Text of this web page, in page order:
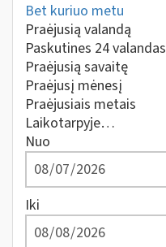
Bet kuriuo metu
Praėjusią valandą
Paskutines 24 valandas
Praėjusią savaitę
Praėjusį mėnesį
Praėjusiais metais
Laikotarpyje…
Nuo
Iki